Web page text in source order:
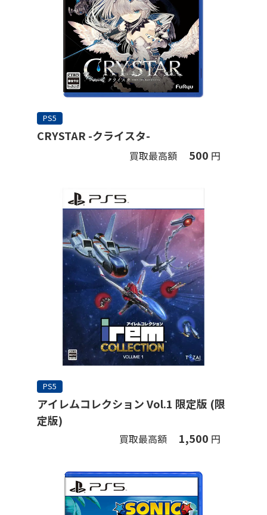
PS5
CRYSTAR -クライスタ-
買取最高額 500 円
PS5
アイレムコレクション Vol.1 限定版 (限
定版)
買取最高額 1,500 円